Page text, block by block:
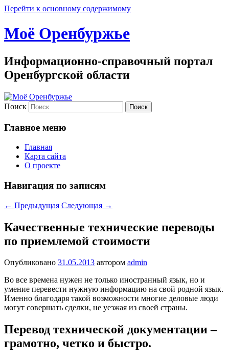
Перейти к основному содержимому
Моё Оренбуржье
Информационно-справочный портал
Оренбургской области
Поиск
Главное меню
Главная
Карта сайта
О проекте
Навигация по записям
← Предыдущая Следующая →
Качественные технические переводы
по приемлемой стоимости
Опубликовано 31.05.2013 автором admin
Во все времена нужен не только иностранный язык, но и
умение перевести нужную информацию на свой родной язык.
Именно благодаря такой возможности многие деловые люди
могут совершать сделки, не уезжая из своей страны.
Перевод технической документации –
грамотно, четко и быстро.